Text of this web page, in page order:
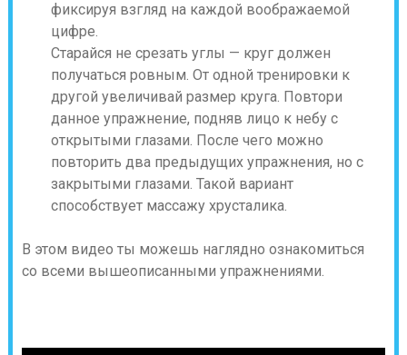
фиксируя взгляд на каждой воображаемой
цифре.
Старайся не срезать углы — круг должен
получаться ровным. От одной тренировки к
другой увеличивай размер круга. Повтори
данное упражнение, подняв лицо к небу с
открытыми глазами. После чего можно
повторить два предыдущих упражнения, но с
закрытыми глазами. Такой вариант
способствует массажу хрусталика.
В этом видео ты можешь наглядно ознакомиться
со всеми вышеописанными упражнениями.